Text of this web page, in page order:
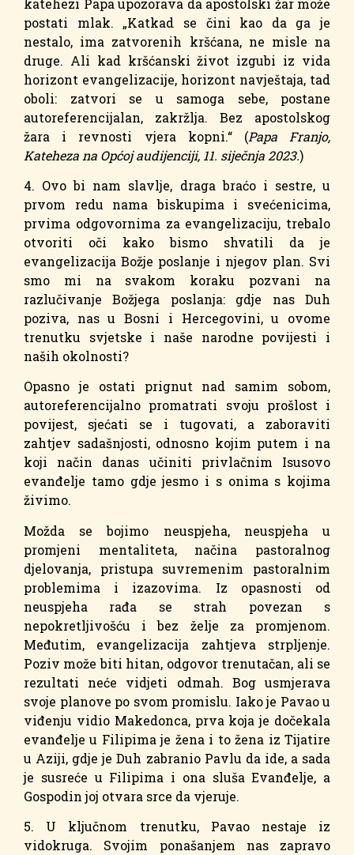
postati mlak. „Katkad se čini kao da ga je
nestalo, ima zatvorenih kršćana, ne misle na
druge. Ali kad kršćanski život izgubi iz vida
horizont evangelizacije, horizont navještaja, tad
oboli: zatvori se u samoga sebe, postane
autoreferencijalan, zakržlja. Bez apostolskog
žara i revnosti vjera kopni.“ (Papa Franjo,
Kateheza na Općoj audijenciji, 11. siječnja 2023.)
4. Ovo bi nam slavlje, draga braćo i sestre, u
prvom redu nama biskupima i svećenicima,
prvima odgovornima za evangelizaciju, trebalo
otvoriti oči kako bismo shvatili da je
evangelizacija Božje poslanje i njegov plan. Svi
smo mi na svakom koraku pozvani na
razlučivanje Božjega poslanja: gdje nas Duh
poziva, nas u Bosni i Hercegovini, u ovome
trenutku svjetske i naše narodne povijesti i
naših okolnosti?
Opasno je ostati prignut nad samim sobom,
autoreferencijalno promatrati svoju prošlost i
povijest, sjećati se i tugovati, a zaboraviti
zahtjev sadašnjosti, odnosno kojim putem i na
koji način danas učiniti privlačnim Isusovo
evanđelje tamo gdje jesmo i s onima s kojima
živimo.
Možda se bojimo neuspjeha, neuspjeha u
promjeni mentaliteta, načina pastoralnog
djelovanja, pristupa suvremenim pastoralnim
problemima i izazovima. Iz opasnosti od
neuspjeha rađa se strah povezan s
nepokretljivošću i bez želje za promjenom.
Međutim, evangelizacija zahtjeva strpljenje.
Poziv može biti hitan, odgovor trenutačan, ali se
rezultati neće vidjeti odmah. Bog usmjerava
svoje planove po svom promislu. Iako je Pavao u
viđenju vidio Makedonca, prva koja je dočekala
evanđelje u Filipima je žena i to žena iz Tijatire
u Aziji, gdje je Duh zabranio Pavlu da ide, a sada
je susreće u Filipima i ona sluša Evanđelje, a
Gospodin joj otvara srce da vjeruje.
5. U ključnom trenutku, Pavao nestaje iz
vidokruga. Svojim ponašanjem nas zapravo